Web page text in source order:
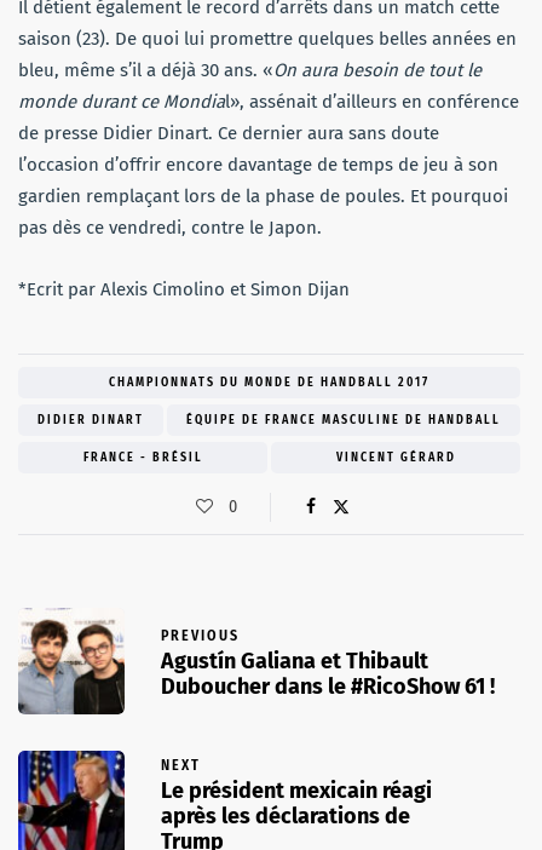
Il détient également le record d’arrêts dans un match cette
saison (23). De quoi lui promettre quelques belles années en
bleu, même s’il a déjà 30 ans. «On aura besoin de tout le
monde durant ce Mondial», assénait d’ailleurs en conférence
de presse Didier Dinart. Ce dernier aura sans doute
l’occasion d’offrir encore davantage de temps de jeu à son
gardien remplaçant lors de la phase de poules. Et pourquoi
pas dès ce vendredi, contre le Japon.
*Ecrit par Alexis Cimolino et Simon Dijan
CHAMPIONNATS DU MONDE DE HANDBALL 2017
DIDIER DINART ÉQUIPE DE FRANCE MASCULINE DE HANDBALL
FRANCE - BRÉSIL VINCENT GÉRARD
0
PREVIOUS
Agustín Galiana et Thibault
Duboucher dans le #RicoShow 61 !
NEXT
Le président mexicain réagi
après les déclarations de
Trump